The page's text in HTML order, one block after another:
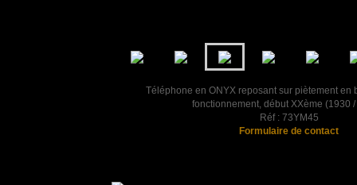
Téléphone en ONYX reposant sur piètement en
fonctionnement, début XXème (1930
Réf : 73YM45
Formulaire de contact